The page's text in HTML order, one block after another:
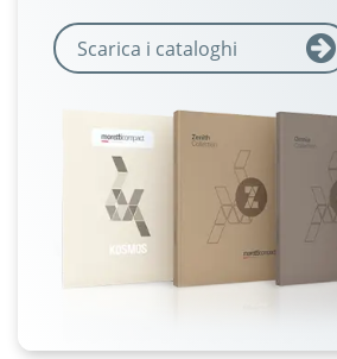
Scarica i cataloghi